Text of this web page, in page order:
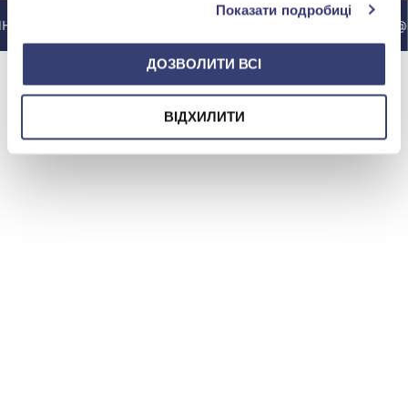
Показати подробиці
ДОЗВОЛИТИ ВСІ
ВІДХИЛИТИ
@ZOLOTAKOROLEVA В ИНСТАГРАМ